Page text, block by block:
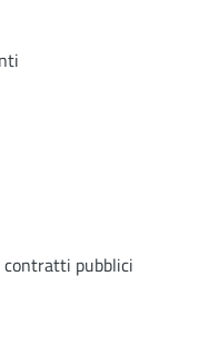
contratti pubblici